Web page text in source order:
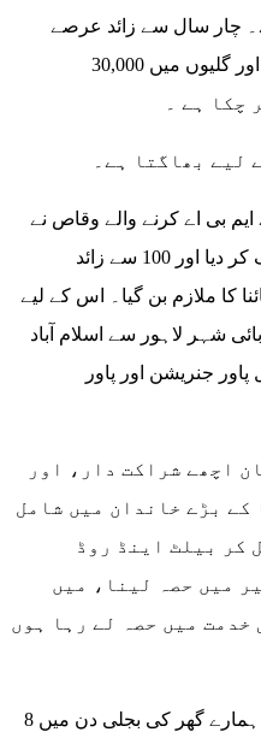
کرتا ہے۔ چار سال سے زائد عرصے
میں، وقاص اسلام آباد کی سڑکوں اور گلیوں میں 30,000
چکا ہے ۔
لیے بھاگتا ہے۔
بی اے کرنے والے وقاص نے
برطانیہ میں کام کرنے کا موقع ترک کر دیا اور 100 سے زائد
کا ملازم بن گیا۔ اس کے لیے
شہر لاہور سے اسلام آباد
جنریشن اور پاور
اچھے شراکت دار، اور
کے بڑے خاندان میں شامل
کر بیلٹ اینڈ روڈ
میں حصہ لینا، میں
خدمت میں حصہ لے رہا ہوں
وقاص کی بیوی نے کہا ماضی میں ہمارے گھر کی بجلی دن میں 8